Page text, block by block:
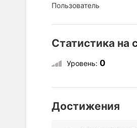
Пользователь
Статистика на
Уровень: 0
Достижения